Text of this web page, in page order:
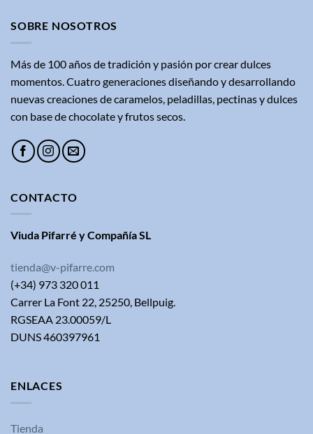
SOBRE NOSOTROS
Más de 100 años de tradición y pasión por crear dulces
momentos. Cuatro generaciones diseñando y desarrollando
nuevas creaciones de caramelos, peladillas, pectinas y dulces
con base de chocolate y frutos secos.
CONTACTO
Viuda Pifarré y Compañía SL
tienda@v-pifarre.com
(+34) 973 320 011
Carrer La Font 22, 25250, Bellpuig.
RGSEAA 23.00059/L
DUNS 460397961
ENLACES
Tienda